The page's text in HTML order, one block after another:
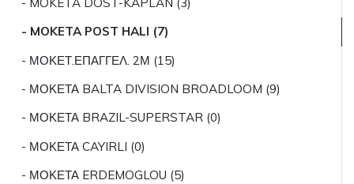
- MOKETA POST HALI (7)
- ΜΟΚΕΤ.ΕΠΑΓΓΕΛ. 2Μ (15)
- ΜΟΚΕΤΑ BALTA DIVISION BROADLOOM (9)
- ΜΟΚΕΤΑ BRAZIL-SUPERSTAR (0)
- ΜΟΚΕΤΑ CAYIRLI (0)
- ΜΟΚΕΤΑ ERDEMOGLOU (5)